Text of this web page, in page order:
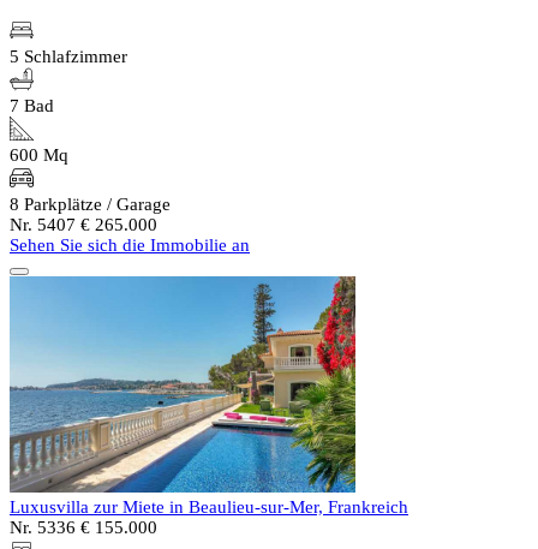
5 Schlafzimmer
7 Bad
600 Mq
8 Parkplätze / Garage
Nr. 5407 € 265.000
Sehen Sie sich die Immobilie an
Luxusvilla zur Miete in Beaulieu-sur-Mer, Frankreich
Nr. 5336 € 155.000